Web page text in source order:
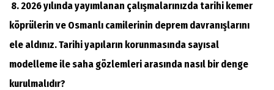
8. 2026 yılında yayımlanan çalışmalarınızda tarihi kemer
köprülerin ve Osmanlı camilerinin deprem davranışlarını
ele aldınız. Tarihi yapıların korunmasında sayısal
modelleme ile saha gözlemleri arasında nasıl bir denge
kurulmalıdır?